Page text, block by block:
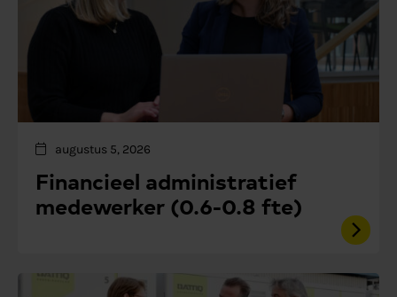
augustus 5, 2026
Financieel administratief
medewerker (0.6-0.8 fte)